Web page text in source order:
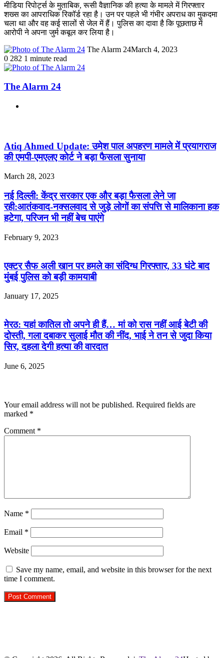
मीडिया रिपोर्ट्स के मुताबिक, रूसी वैज्ञानिक की हत्या के मामले में गिरफ्तार
शख्स का आपराधिक रिकॉर्ड रहा है। उन पर पहले भी गंभीर अपराध का मुकदमा
चला था और वह कई सालों से जेल में हैं। पुलिस का दावा है कि पूछताछ में
आरोपी ने अपना जुर्म कबूल कर लिया है।
The Alarm 24March 4, 2023
0 282 1 minute read
The Alarm 24
Atiq Ahmed Update: उमेश पाल अपहरण मामले में प्रयागराज
की एमपी-एमएलए कोर्ट ने बड़ा फैसला सुनाया
March 28, 2023
नई दिल्ली: केंद्र सरकार एक और बड़ा फैसला लेने जा
रही:आतंकवाद-नक्सलवाद से जुड़े लोगों का संपत्ति से मालिकाना हक
हटेगा, परिजन भी नहीं बेच पाएंगे
February 9, 2023
एक्टर सैफ अली खान पर हमले का संदिग्ध गिरफ्तार, 33 घंटे बाद
मुंबई पुलिस को बड़ी कामयाबी
January 17, 2025
मेरठ: यहां कातिल तो अपने ही हैं… मां को रास नहीं आई बेटी की
दोस्ती, गला दबाकर सुलाई मौत की नींद, भाई ने तन से जुदा किया
सिर, दहला देगी हत्या की वारदात
June 6, 2025
Your email address will not be published. Required fields are
marked *
Comment *
Name *
Email *
Website
Save my name, email, and website in this browser for the next
time I comment.